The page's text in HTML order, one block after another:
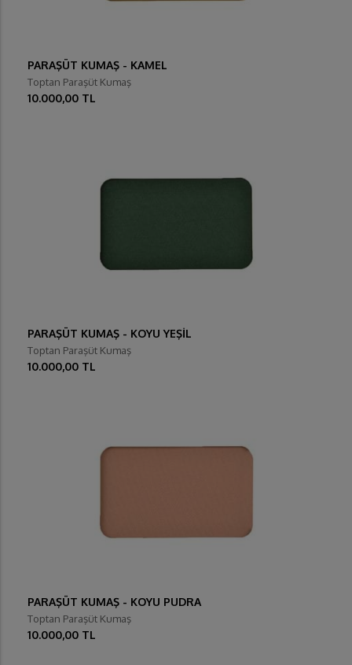
PARAŞÜT KUMAŞ - KAMEL
Toptan Paraşüt Kumaş
10.000,00 TL
PARAŞÜT KUMAŞ - KOYU YEŞİL
Toptan Paraşüt Kumaş
10.000,00 TL
PARAŞÜT KUMAŞ - KOYU PUDRA
Toptan Paraşüt Kumaş
10.000,00 TL